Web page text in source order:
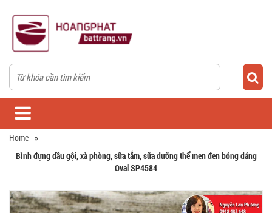
Home »
Bình đựng dầu gội, xà phòng, sữa tắm, sữa dưỡng thể men đen bóng dáng
Oval SP4584